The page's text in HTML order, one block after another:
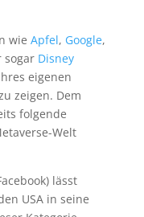
wie Apfel, Google,
Disney
eigenen
zeigen. Dem
folgende
Welt
lässt
USA in seine